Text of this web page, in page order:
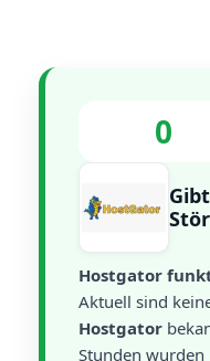
0
Hostgator
Aktuell sind
Hostgator
Stunden